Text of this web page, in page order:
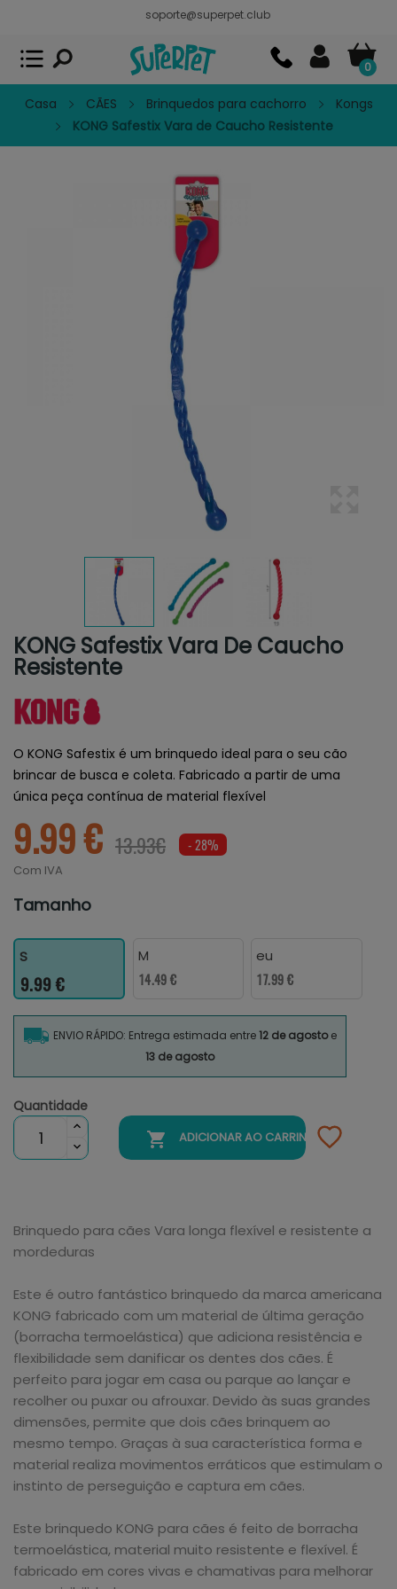
soporte@superpet.club
0
Casa CÃES Brinquedos para cachorro
Kongs
KONG Safestix Vara de Caucho Resistente
KONG Safestix Vara De Caucho
Resistente
O KONG Safestix é um brinquedo ideal para o seu cão
brincar de busca e coleta. Fabricado a partir de uma
única peça contínua de material flexível
9.99 € 13.93€ - 28%
Com IVA
Tamanho
S
9.99 €
M
14.49 €
eu
17.99 €
ENVIO RÁPIDO: Entrega estimada entre12 de agostoe
13 de agosto
Quantidade
 ADICIONAR AO CARRINHO
Brinquedo para cães Vara longa flexível e resistente a
mordeduras
Este é outro fantástico brinquedo da marca americana
KONG fabricado com um material de última geração
(borracha termoelástica) que adiciona resistência e
flexibilidade sem danificar os dentes dos cães. É
perfeito para jogar em casa ou parque ao lançar e
recolher ou puxar ou afrouxar. Devido às suas grandes
dimensões, permite que dois cães brinquem ao
mesmo tempo. Graças à sua característica forma e
material realiza movimentos erráticos que estimulam o
instinto de perseguição e captura em cães.
Este brinquedo KONG para cães é feito de borracha
termoelástica, material muito resistente e flexível. É
fabricado em cores vivas e chamativas para melhorar
Superpet, comida para mascotas
APP GRATIS - En Google Play